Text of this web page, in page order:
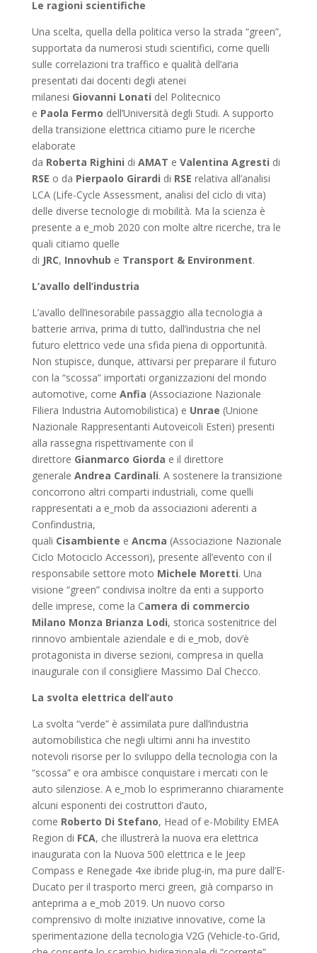
Le ragioni scientifiche
Una scelta, quella della politica verso la strada “green”,
supportata da numerosi studi scientifici, come quelli
sulle correlazioni tra traffico e qualità dell’aria
presentati dai docenti degli atenei
milanesi Giovanni Lonati del Politecnico
e Paola Fermo dell’Università degli Studi. A supporto
della transizione elettrica citiamo pure le ricerche
elaborate
da Roberta Righini di AMAT e Valentina Agresti di
RSE o da Pierpaolo Girardi di RSE relativa all’analisi
LCA (Life-Cycle Assessment, analisi del ciclo di vita)
delle diverse tecnologie di mobilità. Ma la scienza è
presente a e_mob 2020 con molte altre ricerche, tra le
quali citiamo quelle
di JRC, Innovhub e Transport & Environment.
L’avallo dell’industria
L’avallo dell’inesorabile passaggio alla tecnologia a
batterie arriva, prima di tutto, dall’industria che nel
futuro elettrico vede una sfida piena di opportunità.
Non stupisce, dunque, attivarsi per preparare il futuro
con la “scossa” importati organizzazioni del mondo
automotive, come Anfia (Associazione Nazionale
Filiera Industria Automobilistica) e Unrae (Unione
Nazionale Rappresentanti Autoveicoli Esteri) presenti
alla rassegna rispettivamente con il
direttore Gianmarco Giorda e il direttore
generale Andrea Cardinali. A sostenere la transizione
concorrono altri comparti industriali, come quelli
rappresentati a e_mob da associazioni aderenti a
Confindustria,
quali Cisambiente e Ancma (Associazione Nazionale
Ciclo Motociclo Accessori), presente all’evento con il
responsabile settore moto Michele Moretti. Una
visione “green” condivisa inoltre da enti a supporto
delle imprese, come la Camera di commercio
Milano Monza Brianza Lodi, storica sostenitrice del
rinnovo ambientale aziendale e di e_mob, dov’è
protagonista in diverse sezioni, compresa in quella
inaugurale con il consigliere Massimo Dal Checco.
La svolta elettrica dell’auto
La svolta “verde” è assimilata pure dall’industria
automobilistica che negli ultimi anni ha investito
notevoli risorse per lo sviluppo della tecnologia con la
“scossa” e ora ambisce conquistare i mercati con le
auto silenziose. A e_mob lo esprimeranno chiaramente
alcuni esponenti dei costruttori d’auto,
come Roberto Di Stefano, Head of e-Mobility EMEA
Region di FCA, che illustrerà la nuova era elettrica
inaugurata con la Nuova 500 elettrica e le Jeep
Compass e Renegade 4xe ibride plug-in, ma pure dall’E-
Ducato per il trasporto merci green, già comparso in
anteprima a e_mob 2019. Un nuovo corso
comprensivo di molte iniziative innovative, come la
sperimentazione della tecnologia V2G (Vehicle-to-Grid,